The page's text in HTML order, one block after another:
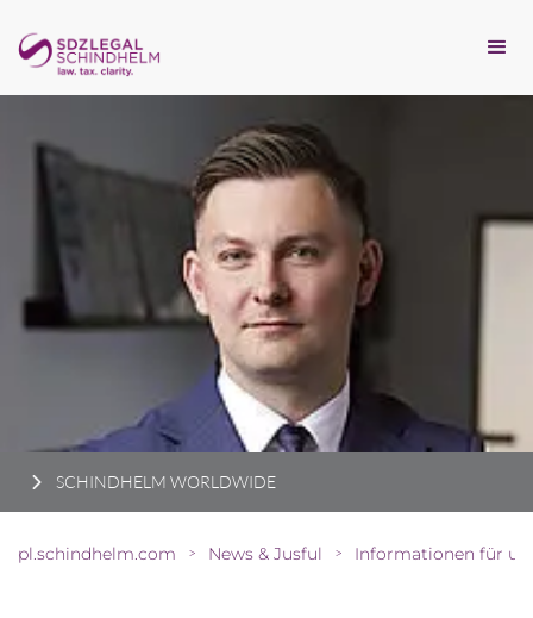
SCHINDHELM WORLDWIDE
pl.schindhelm.com > News & Jusful >